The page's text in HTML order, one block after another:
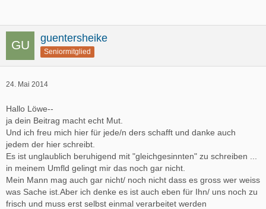
guentersheike
Seniormitglied
24. Mai 2014
Hallo Löwe--
ja dein Beitrag macht echt Mut.
Und ich freu mich hier für jede/n ders schafft und danke auch
jedem der hier schreibt.
Es ist unglaublich beruhigend mit "gleichgesinnten" zu schreiben ...
in meinem Umfld gelingt mir das noch gar nicht.
Mein Mann mag auch gar nicht/ noch nicht dass es gross wer weiss
was Sache ist.Aber ich denke es ist auch eben für Ihn/ uns noch zu
frisch und muss erst selbst einmal verarbeitet werden